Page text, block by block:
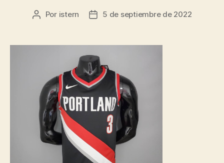
Autor
entrada
Por istern
Fecha
entrada
5 de septiembre de 2022